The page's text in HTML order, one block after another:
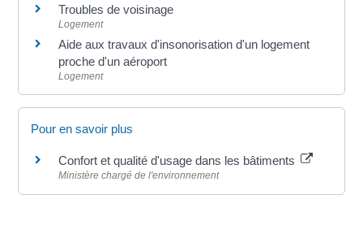
Troubles de voisinage
Logement
Aide aux travaux d'insonorisation d'un logement
proche d'un aéroport
Logement
Pour en savoir plus
Confort et qualité d'usage dans les bâtiments
Ministère chargé de l'environnement